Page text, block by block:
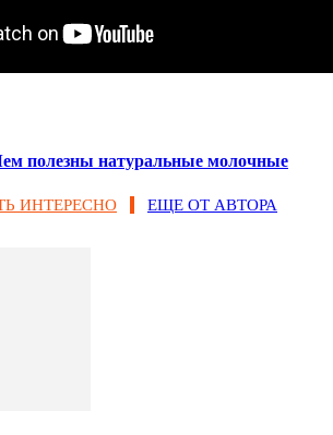
полезны натуральные молочные
ИНТЕРЕСНО ЕЩЕ ОТ АВТОРА